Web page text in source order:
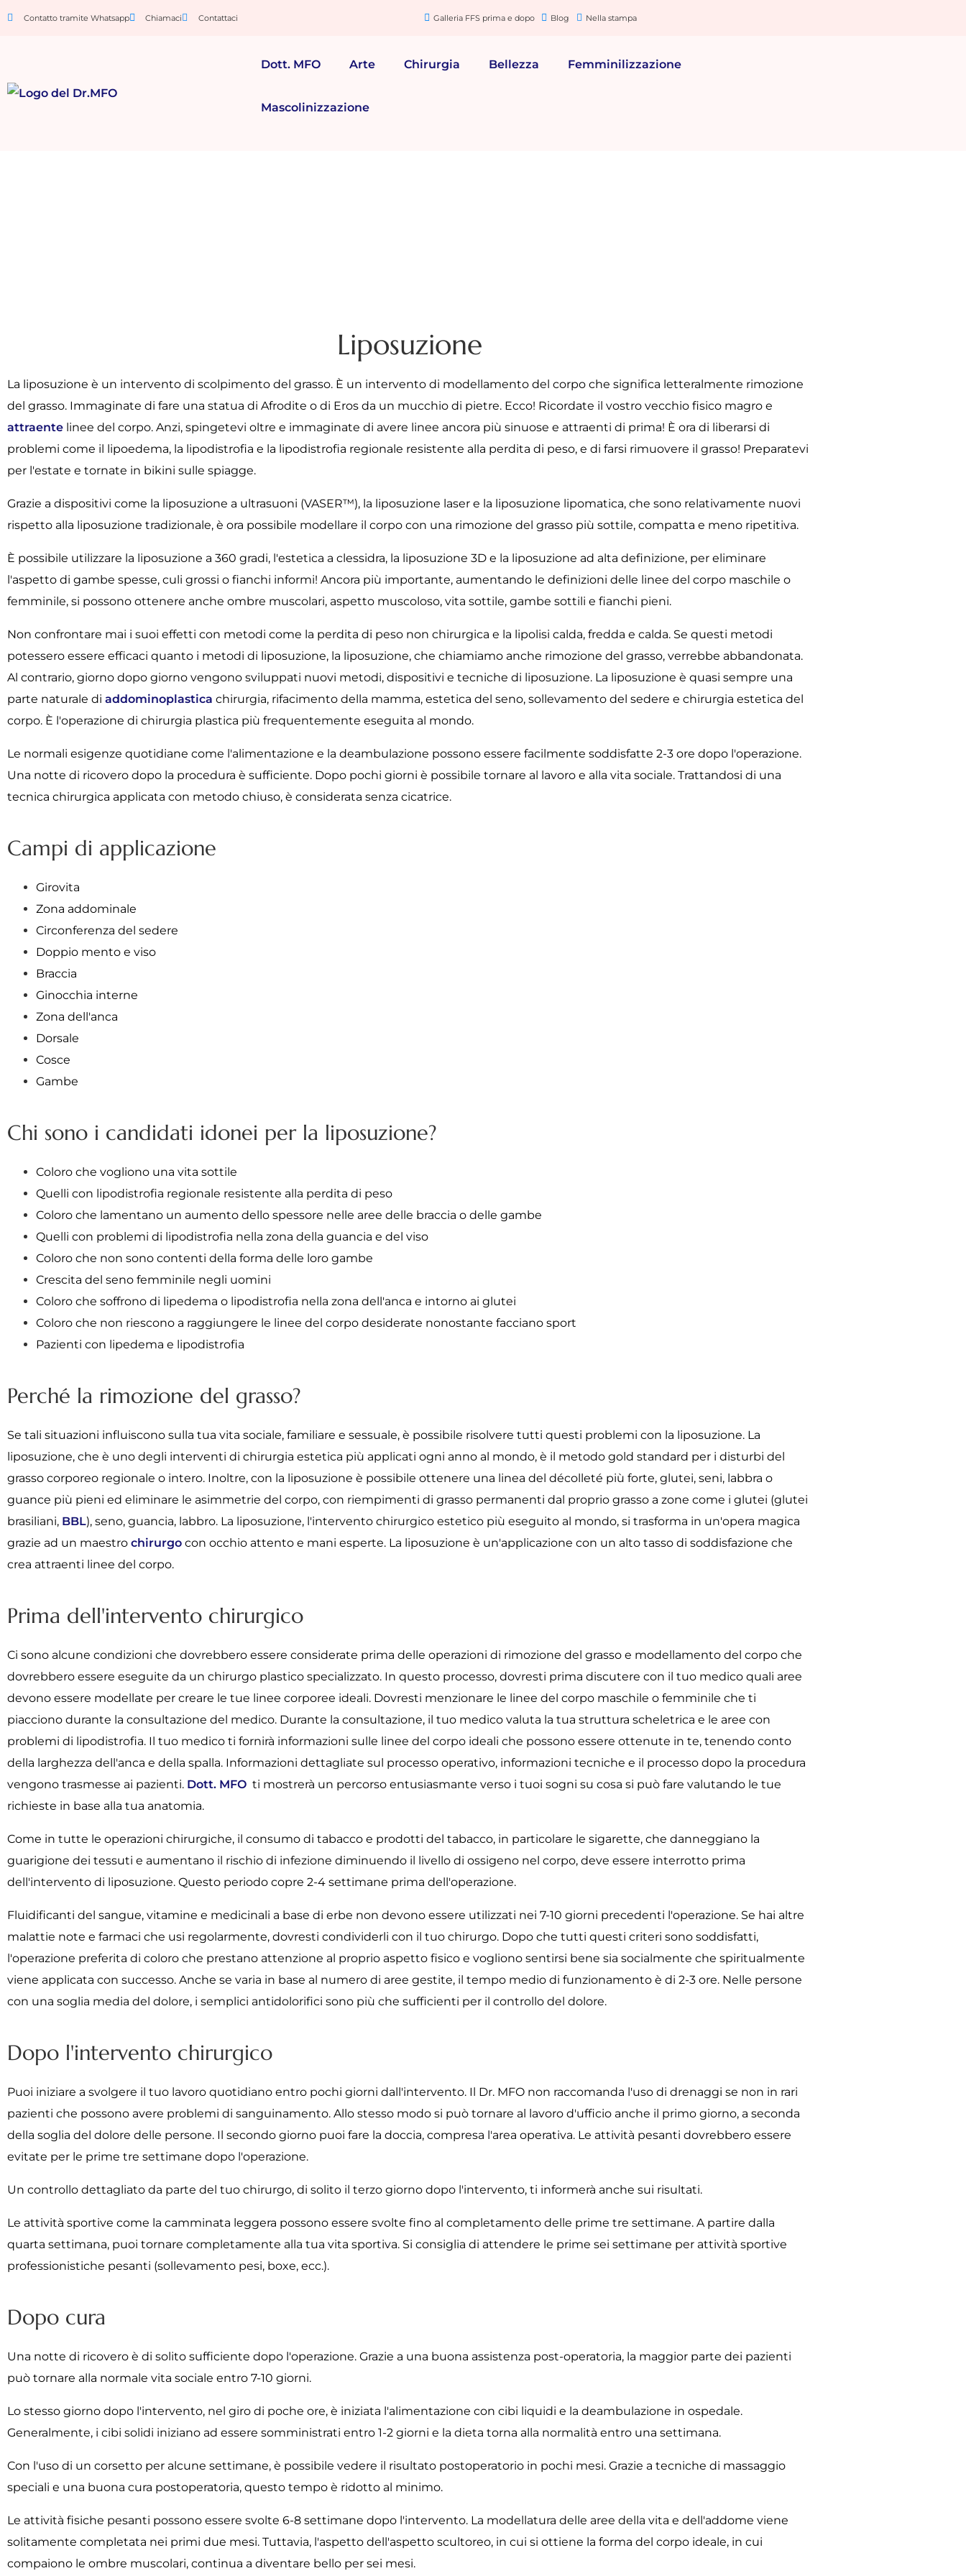
Contatto tramite Whatsapp Chiamaci Contattaci Galleria FFS prima e dopo Blog Nella stampa
Dott. MFO Arte Chirurgia Bellezza Femminilizzazione
Mascolinizzazione
Liposuzione
La liposuzione è un intervento di scolpimento del grasso. È un intervento di modellamento del corpo che significa letteralmente rimozione
del grasso. Immaginate di fare una statua di Afrodite o di Eros da un mucchio di pietre. Ecco! Ricordate il vostro vecchio fisico magro e
attraente linee del corpo. Anzi, spingetevi oltre e immaginate di avere linee ancora più sinuose e attraenti di prima! È ora di liberarsi di
problemi come il lipoedema, la lipodistrofia e la lipodistrofia regionale resistente alla perdita di peso, e di farsi rimuovere il grasso! Preparatevi
per l'estate e tornate in bikini sulle spiagge.
Grazie a dispositivi come la liposuzione a ultrasuoni (VASER™), la liposuzione laser e la liposuzione lipomatica, che sono relativamente nuovi
rispetto alla liposuzione tradizionale, è ora possibile modellare il corpo con una rimozione del grasso più sottile, compatta e meno ripetitiva.
È possibile utilizzare la liposuzione a 360 gradi, l'estetica a clessidra, la liposuzione 3D e la liposuzione ad alta definizione, per eliminare
l'aspetto di gambe spesse, culi grossi o fianchi informi! Ancora più importante, aumentando le definizioni delle linee del corpo maschile o
femminile, si possono ottenere anche ombre muscolari, aspetto muscoloso, vita sottile, gambe sottili e fianchi pieni.
Non confrontare mai i suoi effetti con metodi come la perdita di peso non chirurgica e la lipolisi calda, fredda e calda. Se questi metodi
potessero essere efficaci quanto i metodi di liposuzione, la liposuzione, che chiamiamo anche rimozione del grasso, verrebbe abbandonata.
Al contrario, giorno dopo giorno vengono sviluppati nuovi metodi, dispositivi e tecniche di liposuzione. La liposuzione è quasi sempre una
parte naturale di addominoplastica chirurgia, rifacimento della mamma, estetica del seno, sollevamento del sedere e chirurgia estetica del
corpo. È l'operazione di chirurgia plastica più frequentemente eseguita al mondo.
Le normali esigenze quotidiane come l'alimentazione e la deambulazione possono essere facilmente soddisfatte 2-3 ore dopo l'operazione.
Una notte di ricovero dopo la procedura è sufficiente. Dopo pochi giorni è possibile tornare al lavoro e alla vita sociale. Trattandosi di una
tecnica chirurgica applicata con metodo chiuso, è considerata senza cicatrice.
Campi di applicazione
Girovita
Zona addominale
Circonferenza del sedere
Doppio mento e viso
Braccia
Ginocchia interne
Zona dell'anca
Dorsale
Cosce
Gambe
Chi sono i candidati idonei per la liposuzione?
Coloro che vogliono una vita sottile
Quelli con lipodistrofia regionale resistente alla perdita di peso
Coloro che lamentano un aumento dello spessore nelle aree delle braccia o delle gambe
Quelli con problemi di lipodistrofia nella zona della guancia e del viso
Coloro che non sono contenti della forma delle loro gambe
Crescita del seno femminile negli uomini
Coloro che soffrono di lipedema o lipodistrofia nella zona dell'anca e intorno ai glutei
Coloro che non riescono a raggiungere le linee del corpo desiderate nonostante facciano sport
Pazienti con lipedema e lipodistrofia
Perché la rimozione del grasso?
Se tali situazioni influiscono sulla tua vita sociale, familiare e sessuale, è possibile risolvere tutti questi problemi con la liposuzione. La
liposuzione, che è uno degli interventi di chirurgia estetica più applicati ogni anno al mondo, è il metodo gold standard per i disturbi del
grasso corporeo regionale o intero. Inoltre, con la liposuzione è possibile ottenere una linea del décolleté più forte, glutei, seni, labbra o
guance più pieni ed eliminare le asimmetrie del corpo, con riempimenti di grasso permanenti dal proprio grasso a zone come i glutei (glutei
brasiliani, BBL), seno, guancia, labbro. La liposuzione, l'intervento chirurgico estetico più eseguito al mondo, si trasforma in un'opera magica
grazie ad un maestro chirurgo con occhio attento e mani esperte. La liposuzione è un'applicazione con un alto tasso di soddisfazione che
crea attraenti linee del corpo.
Prima dell'intervento chirurgico
Ci sono alcune condizioni che dovrebbero essere considerate prima delle operazioni di rimozione del grasso e modellamento del corpo che
dovrebbero essere eseguite da un chirurgo plastico specializzato. In questo processo, dovresti prima discutere con il tuo medico quali aree
devono essere modellate per creare le tue linee corporee ideali. Dovresti menzionare le linee del corpo maschile o femminile che ti
piacciono durante la consultazione del medico. Durante la consultazione, il tuo medico valuta la tua struttura scheletrica e le aree con
problemi di lipodistrofia. Il tuo medico ti fornirà informazioni sulle linee del corpo ideali che possono essere ottenute in te, tenendo conto
della larghezza dell'anca e della spalla. Informazioni dettagliate sul processo operativo, informazioni tecniche e il processo dopo la procedura
vengono trasmesse ai pazienti. Dott. MFO ti mostrerà un percorso entusiasmante verso i tuoi sogni su cosa si può fare valutando le tue
richieste in base alla tua anatomia.
Come in tutte le operazioni chirurgiche, il consumo di tabacco e prodotti del tabacco, in particolare le sigarette, che danneggiano la
guarigione dei tessuti e aumentano il rischio di infezione diminuendo il livello di ossigeno nel corpo, deve essere interrotto prima
dell'intervento di liposuzione. Questo periodo copre 2-4 settimane prima dell'operazione.
Fluidificanti del sangue, vitamine e medicinali a base di erbe non devono essere utilizzati nei 7-10 giorni precedenti l'operazione. Se hai altre
malattie note e farmaci che usi regolarmente, dovresti condividerli con il tuo chirurgo. Dopo che tutti questi criteri sono soddisfatti,
l'operazione preferita di coloro che prestano attenzione al proprio aspetto fisico e vogliono sentirsi bene sia socialmente che spiritualmente
viene applicata con successo. Anche se varia in base al numero di aree gestite, il tempo medio di funzionamento è di 2-3 ore. Nelle persone
con una soglia media del dolore, i semplici antidolorifici sono più che sufficienti per il controllo del dolore.
Dopo l'intervento chirurgico
Puoi iniziare a svolgere il tuo lavoro quotidiano entro pochi giorni dall'intervento. Il Dr. MFO non raccomanda l'uso di drenaggi se non in rari
pazienti che possono avere problemi di sanguinamento. Allo stesso modo si può tornare al lavoro d'ufficio anche il primo giorno, a seconda
della soglia del dolore delle persone. Il secondo giorno puoi fare la doccia, compresa l'area operativa. Le attività pesanti dovrebbero essere
evitate per le prime tre settimane dopo l'operazione.
Un controllo dettagliato da parte del tuo chirurgo, di solito il terzo giorno dopo l'intervento, ti informerà anche sui risultati.
Le attività sportive come la camminata leggera possono essere svolte fino al completamento delle prime tre settimane. A partire dalla
quarta settimana, puoi tornare completamente alla tua vita sportiva. Si consiglia di attendere le prime sei settimane per attività sportive
professionistiche pesanti (sollevamento pesi, boxe, ecc.).
Dopo cura
Una notte di ricovero è di solito sufficiente dopo l'operazione. Grazie a una buona assistenza post-operatoria, la maggior parte dei pazienti
può tornare alla normale vita sociale entro 7-10 giorni.
Lo stesso giorno dopo l'intervento, nel giro di poche ore, è iniziata l'alimentazione con cibi liquidi e la deambulazione in ospedale.
Generalmente, i cibi solidi iniziano ad essere somministrati entro 1-2 giorni e la dieta torna alla normalità entro una settimana.
Con l'uso di un corsetto per alcune settimane, è possibile vedere il risultato postoperatorio in pochi mesi. Grazie a tecniche di massaggio
speciali e una buona cura postoperatoria, questo tempo è ridotto al minimo.
Le attività fisiche pesanti possono essere svolte 6-8 settimane dopo l'intervento. La modellatura delle aree della vita e dell'addome viene
solitamente completata nei primi due mesi. Tuttavia, l'aspetto dell'aspetto scultoreo, in cui si ottiene la forma del corpo ideale, in cui
compaiono le ombre muscolari, continua a diventare bello per sei mesi.